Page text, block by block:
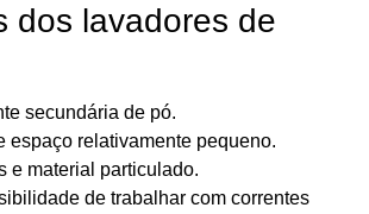
dos lavadores de
secundária de pó.
espaço relativamente pequeno.
e material particulado.
de trabalhar com correntes